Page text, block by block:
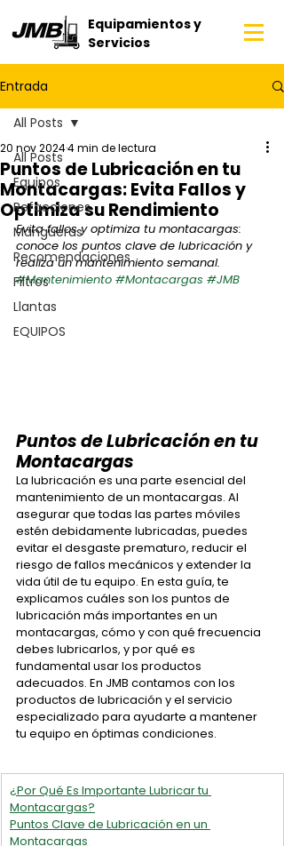
Equipamientos y
Servicios
Entrada
All Posts
Equipos
Refacciones
Mangueras
Recomendaciones
Filtros
Llantas
EQUIPOS
All Posts
Puntos de Lubricación en tu
Montacargas: Evita Fallos y
Optimiza su Rendimiento
20 nov 20244 min de lectura
Evita fallos y optimiza tu montacargas:
conoce los puntos clave de lubricación y
realiza un mantenimiento semanal.
#Mantenimiento #Montacargas #JMB
Puntos de Lubricación en tu
Montacargas
La lubricación es una parte esencial del
mantenimiento de un montacargas. Al
asegurar que todas las partes móviles
estén debidamente lubricadas, puedes
evitar el desgaste prematuro, reducir el
riesgo de fallos mecánicos y extender la
vida útil de tu equipo. En esta guía, te
explicamos cuáles son los puntos de
lubricación más importantes en un
montacargas, cómo y con qué frecuencia
debes lubricarlos, y por qué es
fundamental usar los productos
adecuados. En JMB contamos con los
productos de lubricación y el servicio
especializado para ayudarte a mantener
tu equipo en óptimas condiciones.
¿Por Qué Es Importante Lubricar tu
Montacargas?
Puntos Clave de Lubricación en un
Montacargas